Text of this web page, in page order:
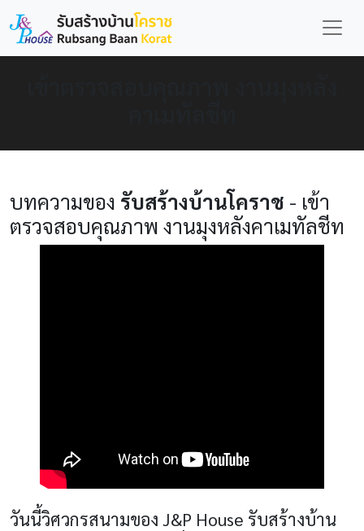
บทความของ รับสร้างบ้านโคราช - เข้า
ตรวจสอบคุณภาพ งานมุงหลังคาเมทัลชีท
วันนี้วิศวกรสนามของ J&P House รับสร้างบ้าน